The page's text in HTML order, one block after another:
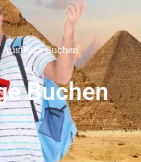
Ausflüge Buchen
Buchen